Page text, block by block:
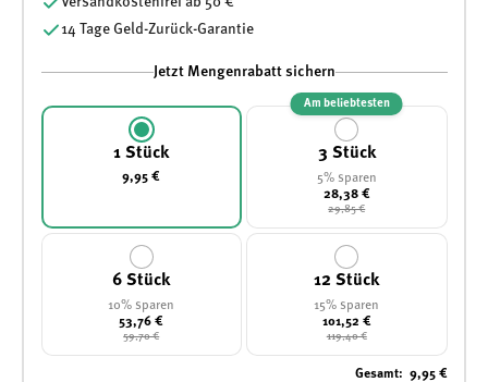
14 Tage Geld-Zurück-Garantie
Jetzt Mengenrabatt sichern
1 Stück
9,95 €
3 Stück
5% sparen
Am beliebtesten
28,38 €
29,85 €
6 Stück
10% sparen
53,76 €
59,70 €
12 Stück
15% sparen
101,52 €
119,40 €
Gesamt: 9,95 €